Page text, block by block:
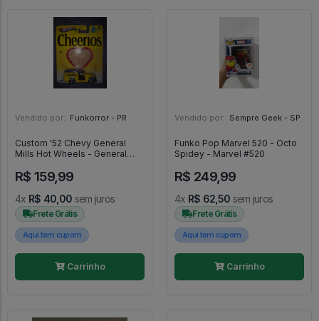
Vendido por: Funkorror - PR
Custom '52 Chevy General
Mills Hot Wheels - General
R$ 159,99
4x R$ 40,00 sem juros
Frete Grátis
Aqui tem cupom
Carrinho
Vendido por: Sempre Geek - SP
Funko Pop Marvel 520 - Octo
Spidey - Marvel #520
R$ 249,99
4x R$ 62,50 sem juros
Frete Grátis
Aqui tem cupom
Carrinho